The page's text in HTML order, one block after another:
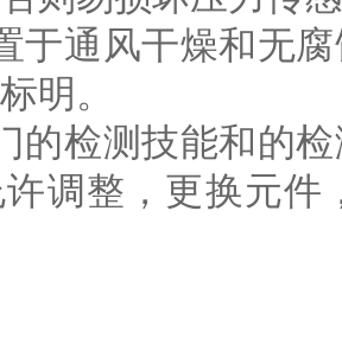
于通风干燥和无
明。
的检测技能和的
调整，更换元